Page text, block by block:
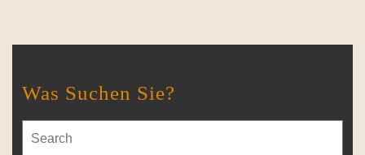
Was Suchen Sie?
for: